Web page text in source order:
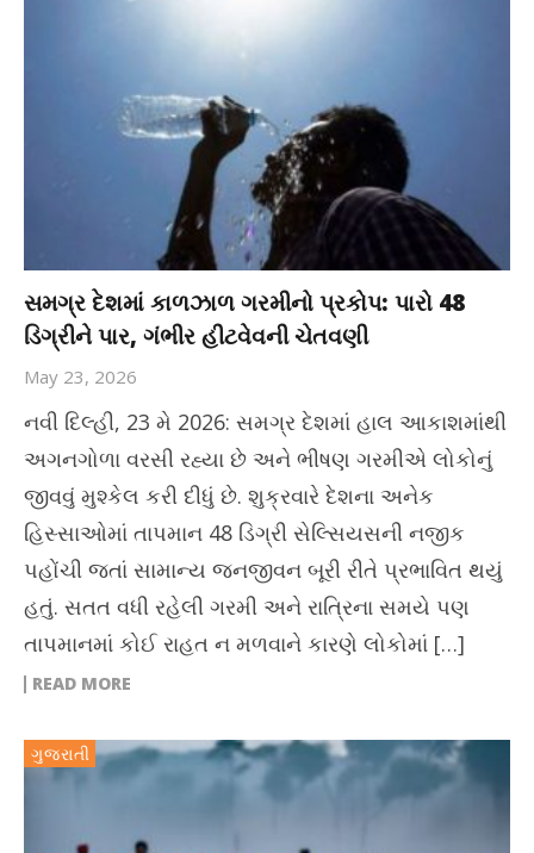
સમગ્ર દેશમાં કાળઝાળ ગરમીનો પ્રકોપ: પારો 48
ડિગ્રીને પાર, ગંભીર હીટવેવની ચેતવણી
May 23, 2026
નવી દિલ્હી, 23 મે 2026: સમગ્ર દેશમાં હાલ આકાશમાંથી
અગનગોળા વરસી રહ્યા છે અને ભીષણ ગરમીએ લોકોનું
જીવવું મુશ્કેલ કરી દીધું છે. શુક્રવારે દેશના અનેક
હિસ્સાઓમાં તાપમાન 48 ડિગ્રી સેલ્સિયસની નજીક
પહોંચી જતાં સામાન્ય જનજીવન બૂરી રીતે પ્રભાવિત થયું
હતું. સતત વધી રહેલી ગરમી અને રાત્રિના સમયે પણ
તાપમાનમાં કોઈ રાહત ન મળવાને કારણે લોકોમાં […]
READ MORE
ગુજરાતી